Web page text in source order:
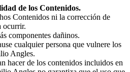
de los Contenidos.
Contenidos ni la corrección de
ocurrir.
componentes dañinos.
cualquier persona que vulnere los
Angles.
hacer de los contenidos incluidos en